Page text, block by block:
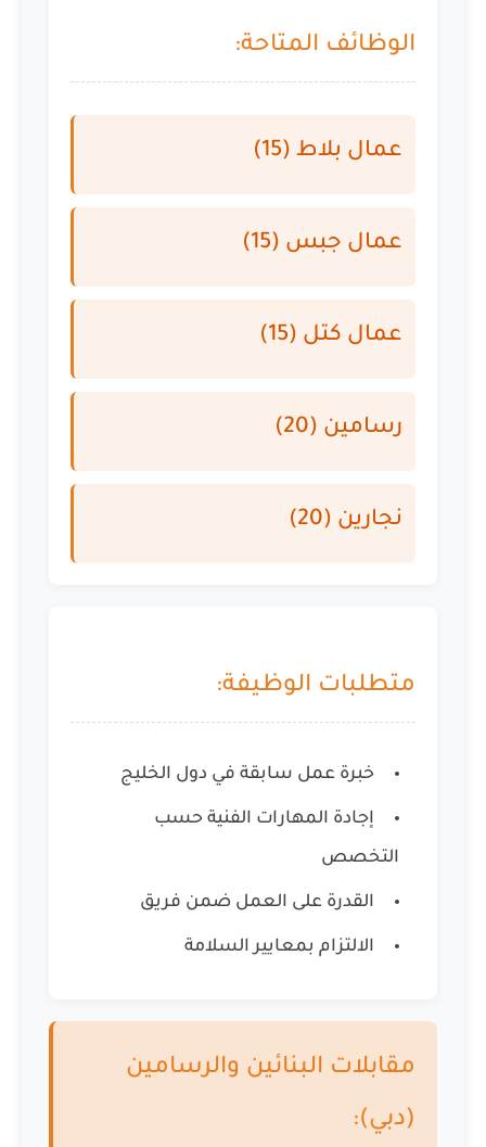
الوظائف المتاحة:
عمال بلاط (15)
عمال جبس (15)
عمال كتل (15)
رسامين (20)
نجارين (20)
متطلبات الوظيفة:
خبرة عمل سابقة في دول الخليج
إجادة المهارات الفنية حسب
التخصص
القدرة على العمل ضمن فريق
الالتزام بمعايير السلامة
مقابلات البنائين والرسامين
(دبي):